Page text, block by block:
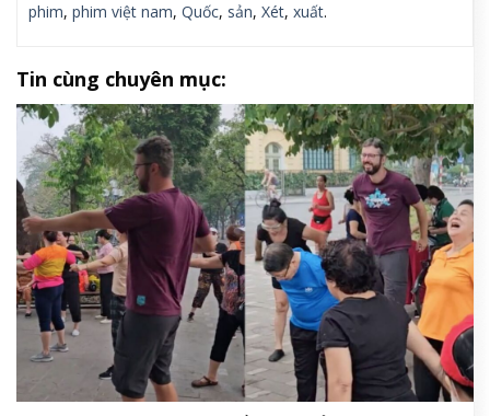
phim, phim việt nam, Quốc, sản, Xét, xuất.
Tin cùng chuyên mục: